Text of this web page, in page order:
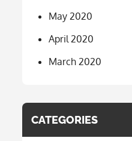
May 2020
April 2020
March 2020
CATEGORIES